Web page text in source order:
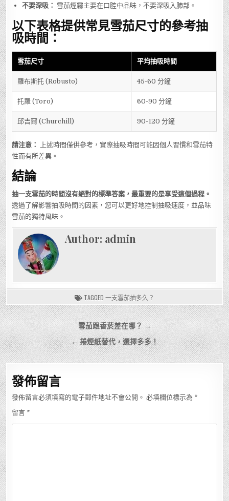
不要深吸： 雪茄煙霧主要在口腔中品味，不要深吸入肺部。
以下表格提供常見雪茄尺寸的參考抽
吸時間：
雪茄尺寸 平均抽吸時間
羅布斯托 (Robusto) 45-60 分鐘
托羅 (Toro) 60-90 分鐘
邱吉爾 (Churchill) 90-120 分鐘
請注意：
上述時間僅供參考，實際抽吸時間可能因個人習慣和雪茄特
性而有所差異。
結論
抽一支雪茄的時間沒有絕對的標準答案，最重要的是享受這個過程。
透過了解影響抽吸時間的因素，您可以更好地控制抽吸速度，並品味
雪茄的獨特風味。
Author: admin
TAGGED 一支雪茄抽多久？
文
章
導
覽
雪茄跟香菸差在哪？ →
← 捲煙紙替代，選擇多多！
發佈留言
發佈留言必須填寫的電子郵件地址不會公開。 必填欄位標示為 *
留言 *